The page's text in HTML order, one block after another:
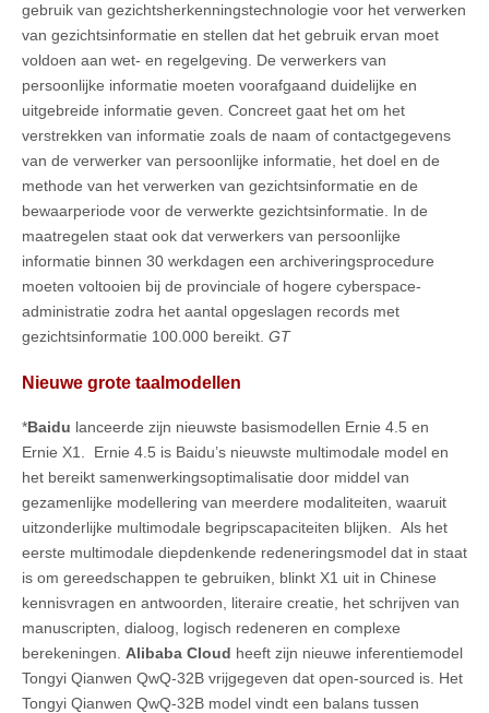
gebruik van gezichtsherkenningstechnologie voor het verwerken
van gezichtsinformatie en stellen dat het gebruik ervan moet
voldoen aan wet- en regelgeving. De verwerkers van
persoonlijke informatie moeten voorafgaand duidelijke en
uitgebreide informatie geven. Concreet gaat het om het
verstrekken van informatie zoals de naam of contactgegevens
van de verwerker van persoonlijke informatie, het doel en de
methode van het verwerken van gezichtsinformatie en de
bewaarperiode voor de verwerkte gezichtsinformatie. In de
maatregelen staat ook dat verwerkers van persoonlijke
informatie binnen 30 werkdagen een archiveringsprocedure
moeten voltooien bij de provinciale of hogere cyberspace-
administratie zodra het aantal opgeslagen records met
gezichtsinformatie 100.000 bereikt. GT
Nieuwe grote taalmodellen
*Baidu lanceerde zijn nieuwste basismodellen Ernie 4.5 en
Ernie X1. Ernie 4.5 is Baidu’s nieuwste multimodale model en
het bereikt samenwerkingsoptimalisatie door middel van
gezamenlijke modellering van meerdere modaliteiten, waaruit
uitzonderlijke multimodale begripscapaciteiten blijken. Als het
eerste multimodale diepdenkende redeneringsmodel dat in staat
is om gereedschappen te gebruiken, blinkt X1 uit in Chinese
kennisvragen en antwoorden, literaire creatie, het schrijven van
manuscripten, dialoog, logisch redeneren en complexe
berekeningen. Alibaba Cloud heeft zijn nieuwe inferentiemodel
Tongyi Qianwen QwQ-32B vrijgegeven dat open-sourced is. Het
Tongyi Qianwen QwQ-32B model vindt een balans tussen